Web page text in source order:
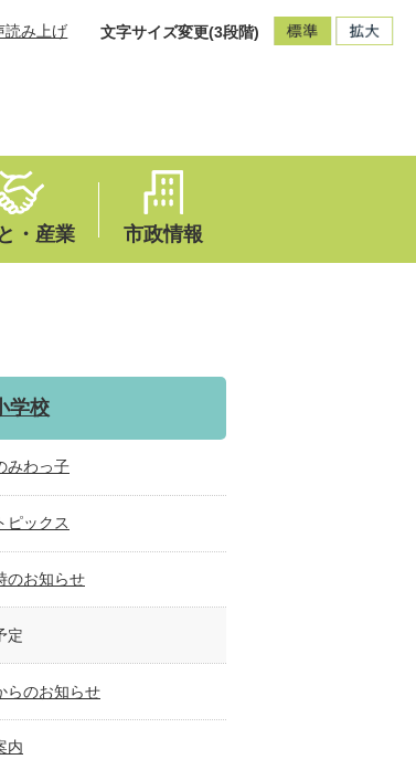
読み上げ 文字サイズ変更(3段階)
・産業 市政情報
学校
みわっ子
ピックス
のお知らせ
定
らのお知らせ
内